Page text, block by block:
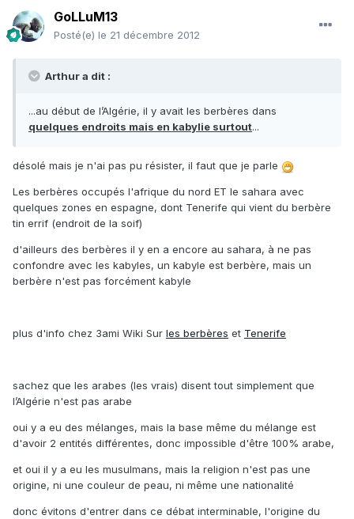
GoLLuM13
Posté(e) le 21 décembre 2012
Arthur a dit :
...au début de l’Algérie, il y avait les berbères dans
quelques endroits mais en kabylie surtout...
désolé mais je n'ai pas pu résister, il faut que je parle
Les berbères occupés l'afrique du nord ET le sahara avec
quelques zones en espagne, dont Tenerife qui vient du berbère
tin errif (endroit de la soif)
d'ailleurs des berbères il y en a encore au sahara, à ne pas
confondre avec les kabyles, un kabyle est berbère, mais un
berbère n'est pas forcément kabyle
plus d'info chez 3ami Wiki Sur les berbères et Tenerife
sachez que les arabes (les vrais) disent tout simplement que
l’Algérie n'est pas arabe
oui y a eu des mélanges, mais la base même du mélange est
d'avoir 2 entités différentes, donc impossible d'être 100% arabe,
et oui il y a eu les musulmans, mais la religion n'est pas une
origine, ni une couleur de peau, ni même une nationalité
donc évitons d'entrer dans ce débat interminable, l'origine du